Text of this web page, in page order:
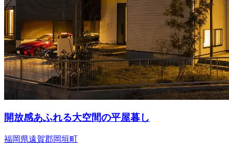
開放感あふれる大空間の平屋暮し
福岡県遠賀郡岡垣町